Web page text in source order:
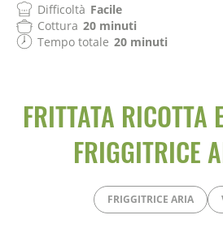
Difficoltà Facile
Cottura 20 minuti
Tempo totale 20 minuti
FRITTATA RICOTTA
FRIGGITRICE
FRIGGITRICE ARIA